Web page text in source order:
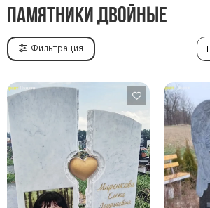
Участникам СВО
Памятники из гранита
Памятники двойные
Фильтрация